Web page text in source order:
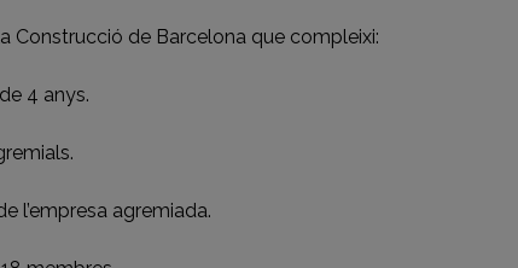
Construcció de Barcelona que compleixi:
4 anys.
l’empresa agremiada.